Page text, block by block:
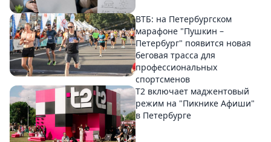
ВТБ: на Петербургском
марафоне "Пушкин –
Петербург" появится новая
беговая трасса для
профессиональных
спортсменов
Т2 включает маджентовый
режим на "Пикнике Афиши"
в Петербурге